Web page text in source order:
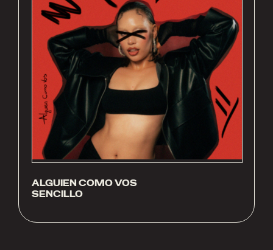
ALGUIEN COMO VOS
SENCILLO